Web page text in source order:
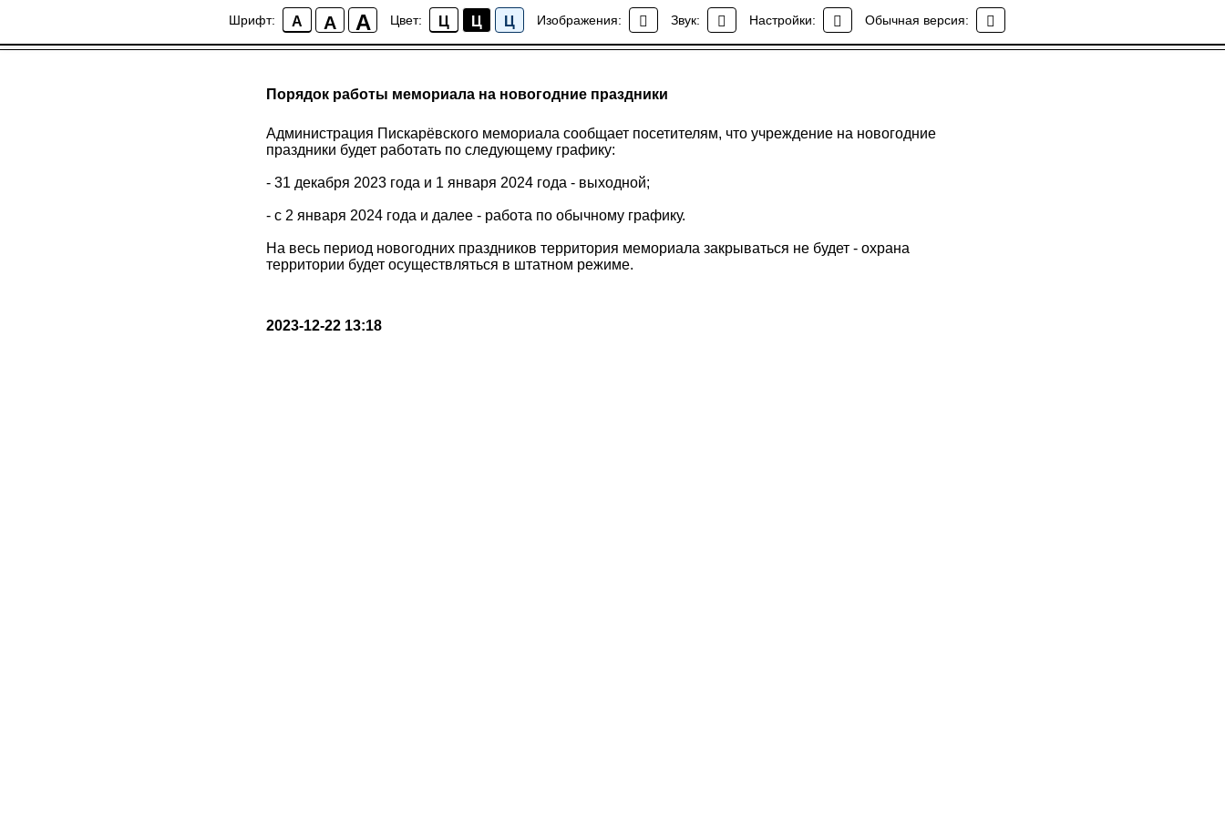
Шрифт: A A A Цвет: Ц Ц Ц Изображения: Звук: Настройки: Обычная версия:
Новости
Порядок работы мемориала на новогодние праздники
Администрация Пискарёвского мемориала сообщает посетителям, что учреждение на новогодние
праздники будет работать по следующему графику:
- 31 декабря 2023 года и 1 января 2024 года - выходной;
- с 2 января 2024 года и далее - работа по обычному графику.
На весь период новогодних праздников территория мемориала закрываться не будет - охрана
территории будет осуществляться в штатном режиме.
2023-12-22 13:18